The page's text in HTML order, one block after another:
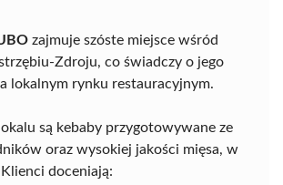
zajmuje szóste miejsce wśród
Zdroju, co świadczy o jego
lokalnym rynku restauracyjnym.
są kebaby przygotowywane ze
oraz wysokiej jakości mięsa, w
doceniają: